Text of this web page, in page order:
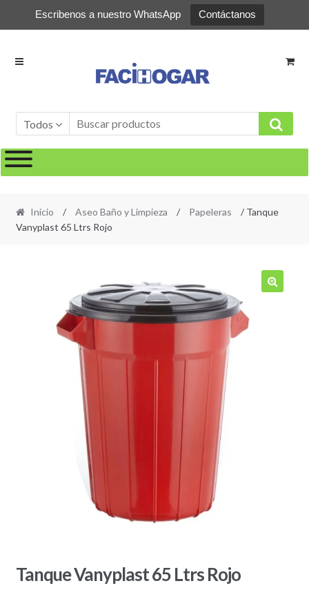
Escribenos a nuestro WhatsApp Contáctanos
Ir
Ir
Todos
Inicio / Aseo Baño y Limpieza / Papeleras
/ Tanque
Vanyplast 65 Ltrs Rojo
Tanque Vanyplast 65 Ltrs Rojo